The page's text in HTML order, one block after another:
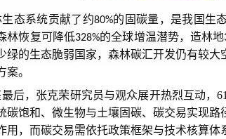
态系统贡献了约80%的固碳量，是我国 生
林恢复可降低328%的全球增温潜势，造林地
绿的生态脆弱国家，森林碳汇开发仍有较大
案。
后，张克荣研究员与观众展开热烈互动，
碳饱和、微生物与土壤固碳、碳交易实现路
用，而碳交易需依托政策框架与技术核算体